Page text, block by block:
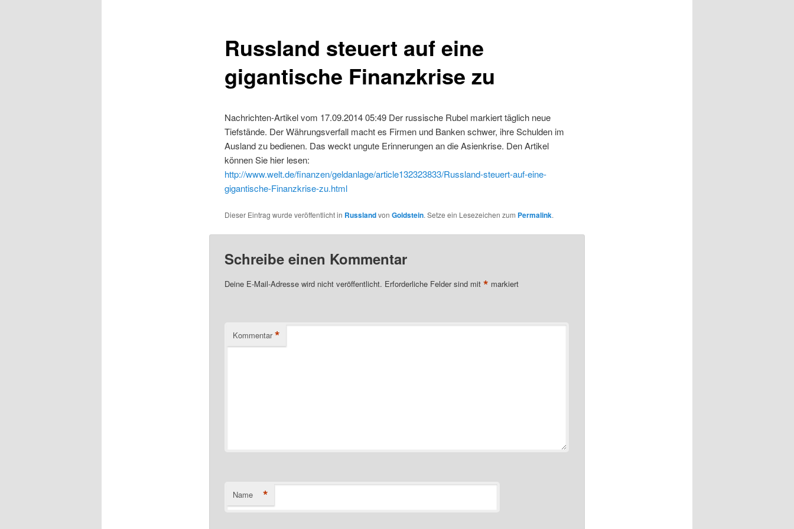
Russland steuert auf eine
gigantische Finanzkrise zu
Nachrichten-Artikel vom 17.09.2014 05:49 Der russische Rubel markiert täglich neue
Tiefstände. Der Währungsverfall macht es Firmen und Banken schwer, ihre Schulden im
Ausland zu bedienen. Das weckt ungute Erinnerungen an die Asienkrise. Den Artikel
können Sie hier lesen:
http://www.welt.de/finanzen/geldanlage/article132323833/Russland-steuert-auf-eine-
gigantische-Finanzkrise-zu.html
Dieser Eintrag wurde veröffentlicht in Russlandvon Goldstein. Setze ein Lesezeichen zum Permalink.
Schreibe einen Kommentar
Deine E-Mail-Adresse wird nicht veröffentlicht. Erforderliche Felder sind mit * markiert
Kommentar *
Name *